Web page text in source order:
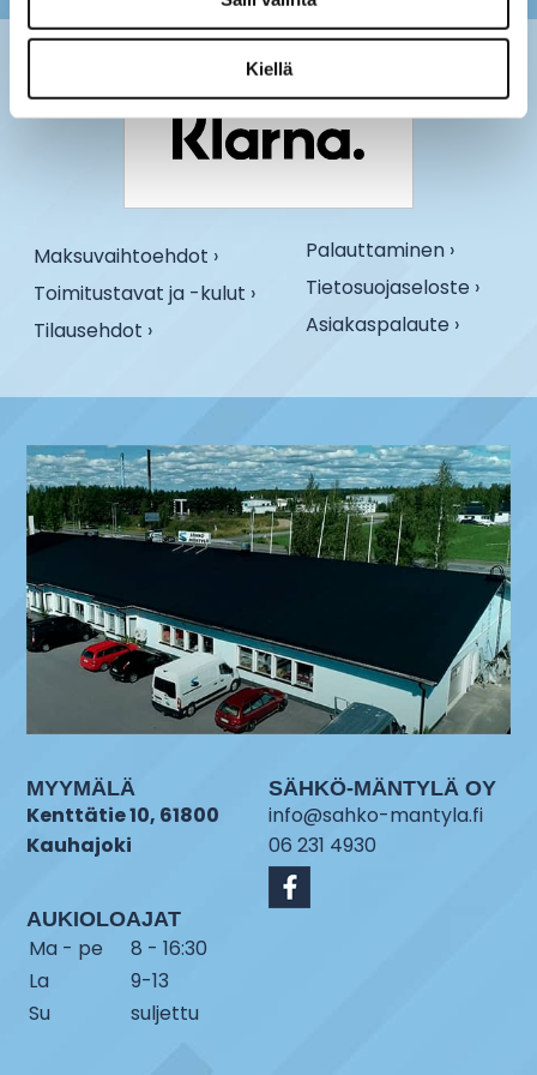
Kiellä
Maksuvaihtoehdot ›
Toimitustavat ja -kulut ›
Tilausehdot ›
Palauttaminen ›
Tietosuojaseloste ›
Asiakaspalaute ›
MYYMÄLÄ
Kenttätie 10, 61800
Kauhajoki
AUKIOLOAJAT
Ma - pe
8 - 16:30
La
9-13
Su
suljettu
SÄHKÖ-MÄNTYLÄ OY
info@sahko-mantyla.fi
06 231 4930